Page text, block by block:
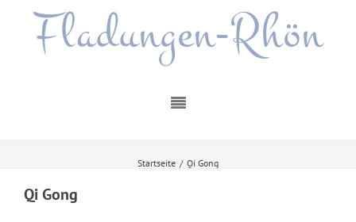
Fladungen-Rhön
Startseite / Qi Gong
Qi Gong